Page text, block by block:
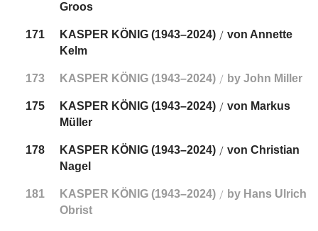
Groos
171 KASPER KÖNIG (1943–2024)/ von Annette
Kelm
173 KASPER KÖNIG (1943–2024)/ by John Miller
175 KASPER KÖNIG (1943–2024)/ von Markus
Müller
178 KASPER KÖNIG (1943–2024)/ von Christian
Nagel
181 KASPER KÖNIG (1943–2024)/ by Hans Ulrich
Obrist